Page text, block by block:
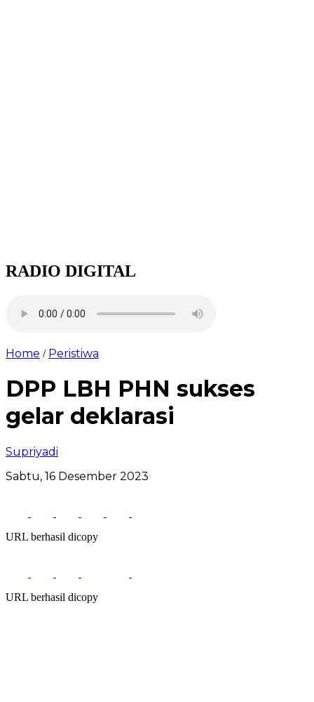
RADIO DIGITAL
Home / Peristiwa
DPP LBH PHN sukses
gelar deklarasi
Supriyadi
Sabtu, 16 Desember 2023
URL berhasil dicopy
URL berhasil dicopy